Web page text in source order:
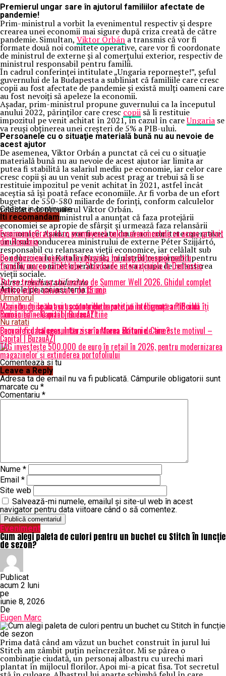
Premierul ungar sare în ajutorul familiilor afectate de
pandemie!
Prim-ministrul a vorbit la evenimentul respectiv şi despre
crearea unei economii mai sigure după criza creată de către
pandemie. Simultan, Viktor Orbán a transmis că vor fi
formate două noi comitete operative, care vor fi coordonate
de ministrul de externe şi al comerţului exterior, respectiv de
ministrul responsabil pentru familii.
În cadrul conferinţei intitulate „Ungaria reporneşte!”, şeful
guvernului de la Budapesta a subliniat că familiile care cresc
copii au fost afectate de pandemie şi există mulți oameni care
au fost nevoiți să apeleze la economii.
Așadar, prim-ministrul propune guvernului ca la începutul
anului 2022, părinţilor care cresccopii să li restituie
impozitul pe venit achitat în 2021, în cazul în careUngaria se
va reuşi obţinerea unei creşteri de 5% a PIB-ului.
Persoanele cu o situaţie materială bună nu au nevoie de
acest ajutor
De asemenea, Viktor Orbán a punctat că cei cu o situaţie
materială bună nu au nevoie de acest ajutor iar limita ar
putea fi stabilită la salariul mediu pe economie, iar celor care
cresc copii şi au un venit sub acest prag ar trebui să li se
restituie impozitul pe venit achitat în 2021, astfel încât
aceştia să îşi poată reface economiile. Ar fi vorba de un efort
bugetar de 550-580 miliarde de forinţi, conform calculelor
realizate de premierul Viktor Orbán.
Totodată, prim-ministrul a anunţat că faza protejării
economiei se apropie de sfârşit şi urmează faza relansării
economice. Așadar, vor fi create două noi comitete operative,
unul sub conducerea ministrului de externe Péter Szijjártó,
responsabil cu relansarea vieţii economice, iar celălalt sub
conducerea lui Katalin Novák, ministrul responsabil pentru
familii, un comitet operativ care se va ocupa de relansarea
vieţii sociale.
Sursa: mediastandard.ro
Articole pe aceiasi tema:prima
Urmatorul
„Construcțiile au avut o contribuție pozitivă la formarea PIB-ului
României” – Capital | BuzauAZI
Nu ratati
Becurile cu halogen, interzise în Marea Britanie. Care este motivul –
Capital | BuzauAZI
Citeste in continuare
Iti recomandam
EvenimenteGratuite.ro promovează online evenimentele cu acces gratuit
din România
De ce buzoienii care țin la imaginea lor aleg Botoșaniul pentru
transformarea zâmbetului: Standarde internaționale la Dentastic
Tot ce trebuie sa stii inainte de Summer Well 2026. Ghidul complet
pentru editia aniversara de 15 ani
Mașinile de spălat și uscătoarele bazate pe inteligență artificială îți
cunosc hainele mai bine decât tine
Cum ar fi dacă ceasul tău s-ar antrena alături de tine?
TAG investește 500.000 de euro în retail în 2026, pentru modernizarea
magazinelor și extinderea portofoliului
Comenteaza si tu
Leave a Reply
Adresa ta de email nu va fi publicată. Câmpurile obligatorii sunt
marcate cu *
Comentariu *
Nume *
Email *
Site web
Salvează-mi numele, emailul și site-ul web în acest
navigator pentru data viitoare când o să comentez.
Eveniment
Cum alegi paleta de culori pentru un buchet cu Stitch în funcție
de sezon?
Publicat
acum 2 luni
pe
iunie 8, 2026
De
Eugen Marc
Prima dată când am văzut un buchet construit în jurul lui
Stitch am zâmbit puțin neîncrezător. Mi se părea o
combinație ciudată, un personaj albastru cu urechi mari
plantat în mijlocul florilor. Apoi mi-a picat fisa. Tot secretul